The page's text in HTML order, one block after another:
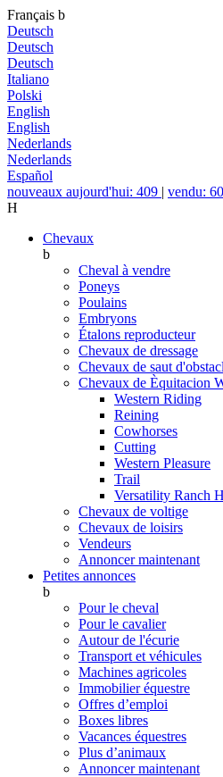
Français b
Deutsch
Deutsch
Deutsch
Italiano
Polski
English
English
Nederlands
Nederlands
Español
nouveaux aujourd'hui: 409 | vendu:
H
Chevaux
b
Cheval à vendre
Poneys
Poulains
Embryons
Étalons reproducteur
Chevaux de dressage
Chevaux de saut
Chevaux de Èquitacion
Western Riding
Reining
Cowhorses
Cutting
Western Pleasure
Trail
Versatility Ranch
Chevaux de voltige
Chevaux de loisirs
Vendeurs
Annoncer maintenant
Petites annonces
b
Pour le cheval
Pour le cavalier
Autour de l'écurie
Transport et véhicules
Machines agricoles
Immobilier équestre
Offres d’emploi
Boxes libres
Vacances équestres
Plus d’animaux
Annoncer maintenant